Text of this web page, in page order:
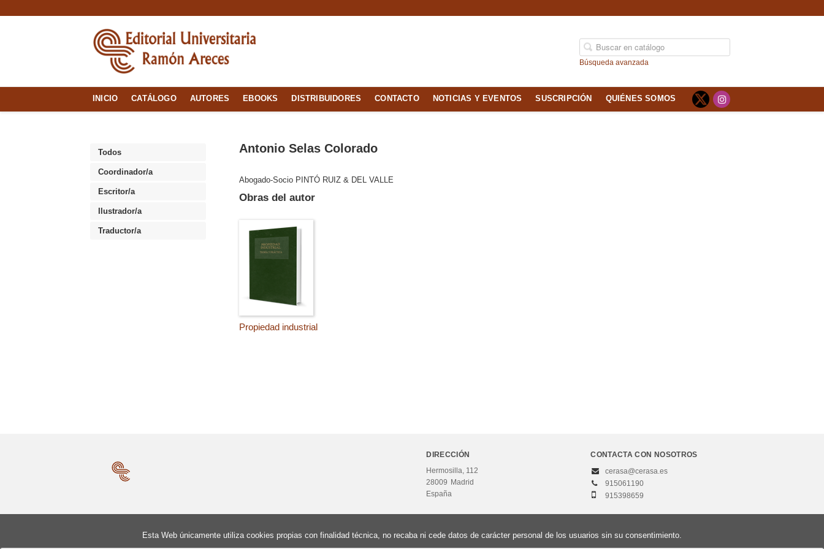
Búsqueda avanzada
INICIO CATÁLOGO AUTORES EBOOKS DISTRIBUIDORES CONTACTO NOTICIAS Y EVENTOS SUSCRIPCIÓN QUIÉNES SOMOS
Todos
Coordinador/a
Escritor/a
Ilustrador/a
Traductor/a
Antonio Selas Colorado
Abogado-Socio PINTÓ RUIZ & DEL VALLE
Obras del autor
Propiedad industrial
DIRECCIÓN
Hermosilla, 112
28009 Madrid
España
CONTACTA CON NOSOTROS
cerasa@cerasa.es
915061190
915398659
Aviso Legal Política de privacidad Política de cookies
Esta Web únicamente utiliza cookies propias con finalidad técnica, no recaba ni cede datos de carácter personal de los usuarios sin su consentimiento.